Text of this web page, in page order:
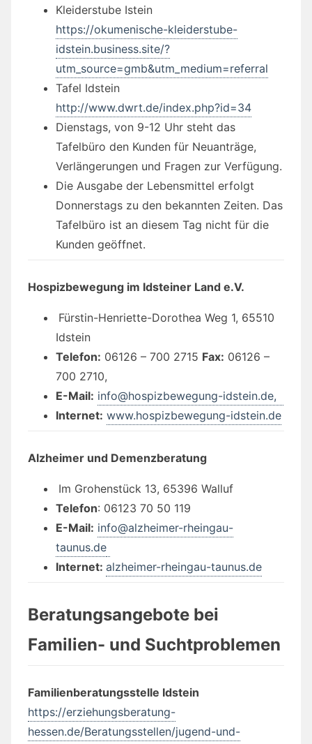
Kleiderstube Istein
https://okumenische-kleiderstube-
idstein.business.site/?
utm_source=gmb&utm_medium=referral
Tafel Idstein
http://www.dwrt.de/index.php?id=34
Dienstags, von 9-12 Uhr steht das
Tafelbüro den Kunden für Neuanträge,
Verlängerungen und Fragen zur Verfügung.
Die Ausgabe der Lebensmittel erfolgt
Donnerstags zu den bekannten Zeiten. Das
Tafelbüro ist an diesem Tag nicht für die
Kunden geöffnet.
Hospizbewegung im Idsteiner Land e.V.
Fürstin-Henriette-Dorothea Weg 1, 65510
Idstein
Telefon: 06126 – 700 2715 Fax: 06126 –
700 2710,
E-Mail: info@hospizbewegung-idstein.de,
Internet: www.hospizbewegung-idstein.de
Alzheimer und Demenzberatung
Im Grohenstück 13, 65396 Walluf
Telefon: 06123 70 50 119
E-Mail: info@alzheimer-rheingau-
taunus.de
Internet: alzheimer-rheingau-taunus.de
Beratungsangebote bei
Familien- und Suchtproblemen
Familienberatungsstelle Idstein
https://erziehungsberatung-
hessen.de/Beratungsstellen/jugend-und-